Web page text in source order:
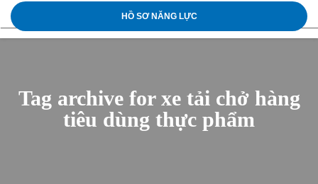
HỒ SƠ NĂNG LỰC
Tag archive for xe tải chở hàng
tiêu dùng thực phẩm